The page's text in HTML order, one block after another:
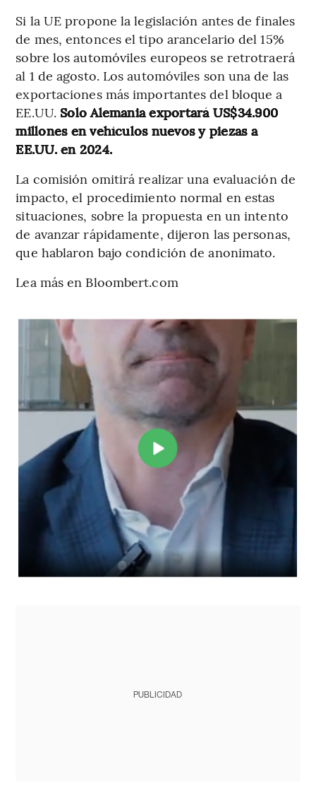
Si la UE propone la legislación antes de finales
de mes, entonces el tipo arancelario del 15%
sobre los automóviles europeos se retrotraerá
al 1 de agosto. Los automóviles son una de las
exportaciones más importantes del bloque a
EE.UU. Solo Alemania exportará US$34.900
millones en vehículos nuevos y piezas a
EE.UU. en 2024.
La comisión omitirá realizar una evaluación de
impacto, el procedimiento normal en estas
situaciones, sobre la propuesta en un intento
de avanzar rápidamente, dijeron las personas,
que hablaron bajo condición de anonimato.
Lea más en Bloombert.com
PUBLICIDAD